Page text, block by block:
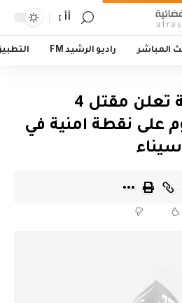
أأ
المباشر راديو الرشيد FM
الداخلية المصرية تعلن مقتل 4
على نقطة امنية في